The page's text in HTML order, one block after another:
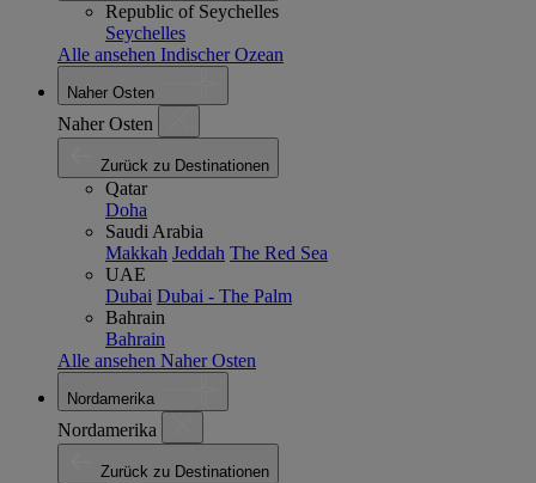
Republic of Seychelles
Seychelles
Alle ansehen Indischer Ozean
Naher Osten
Naher Osten
Zurück zu Destinationen
Qatar
Doha
Saudi Arabia
Makkah Jeddah The Red Sea
UAE
Dubai Dubai - The Palm
Bahrain
Bahrain
Alle ansehen Naher Osten
Nordamerika
Nordamerika
Zurück zu Destinationen